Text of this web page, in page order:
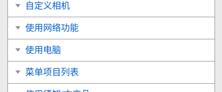
自定义相机
使用网络功能
使用电脑
菜单项目列表